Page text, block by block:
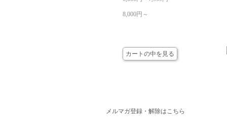
8,000円～
カートの中を見る
メルマガ登録・解除はこちら